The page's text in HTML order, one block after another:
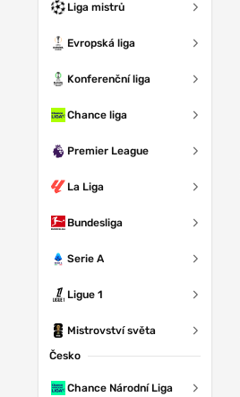
Liga mistrů
Evropská liga
Konferenční liga
Chance liga
Premier League
La Liga
Bundesliga
Serie A
Ligue 1
Mistrovství světa
Česko
Chance Národní Liga